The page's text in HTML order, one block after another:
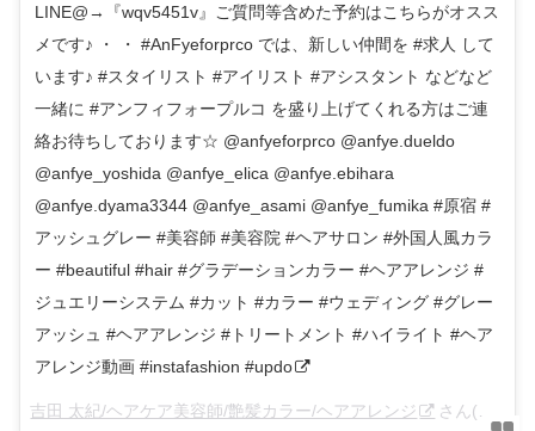
LINE@→『wqv5451v』ご質問等含めた予約はこちらがオスス
メです♪ ・ ・ #AnFyeforprco では、新しい仲間を #求人 して
います♪ #スタイリスト #アイリスト #アシスタント などなど
一緒に #アンフィフォープルコ を盛り上げてくれる方はご連
絡お待ちしております☆ @anfyeforprco @anfye.dueldo
@anfye_yoshida @anfye_elica @anfye.ebihara
@anfye.dyama3344 @anfye_asami @anfye_fumika #原宿 #
アッシュグレー #美容師 #美容院 #ヘアサロン #外国人風カラ
ー #beautiful #hair #グラデーションカラー #ヘアアレンジ #
ジュエリーシステム #カット #カラー #ウェディング #グレー
アッシュ #ヘアアレンジ #トリートメント #ハイライト #ヘア
アレンジ動画 #instafashion #updo
吉田 太紀/ヘアケア美容師/艶髪カラー/ヘアアレンジ さん(@anfye_yoshida)がシェアした投稿 –